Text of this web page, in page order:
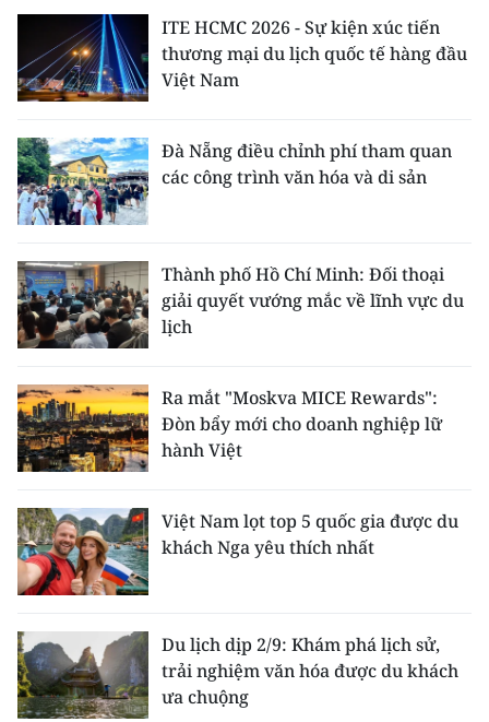
ITE HCMC 2026 - Sự kiện xúc tiến
thương mại du lịch quốc tế hàng đầu
Việt Nam
Đà Nẵng điều chỉnh phí tham quan
các công trình văn hóa và di sản
Thành phố Hồ Chí Minh: Đối thoại
giải quyết vướng mắc về lĩnh vực du
lịch
Ra mắt "Moskva MICE Rewards":
Đòn bẩy mới cho doanh nghiệp lữ
hành Việt
Việt Nam lọt top 5 quốc gia được du
khách Nga yêu thích nhất
Du lịch dịp 2/9: Khám phá lịch sử,
trải nghiệm văn hóa được du khách
ưa chuộng